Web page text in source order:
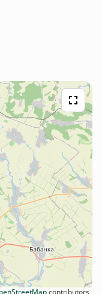
contributors